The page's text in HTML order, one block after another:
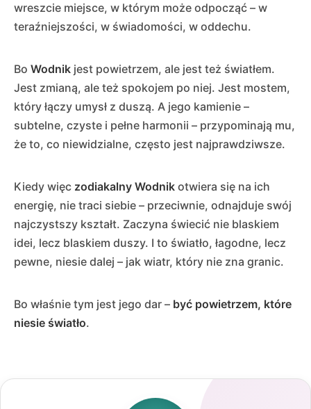
wreszcie miejsce, w którym może odpocząć – w
teraźniejszości, w świadomości, w oddechu.
Bo Wodnik jest powietrzem, ale jest też światłem.
Jest zmianą, ale też spokojem po niej. Jest mostem,
który łączy umysł z duszą. A jego kamienie –
subtelne, czyste i pełne harmonii – przypominają mu,
że to, co niewidzialne, często jest najprawdziwsze.
Kiedy więc zodiakalny Wodnik otwiera się na ich
energię, nie traci siebie – przeciwnie, odnajduje swój
najczystszy kształt. Zaczyna świecić nie blaskiem
idei, lecz blaskiem duszy. I to światło, łagodne, lecz
pewne, niesie dalej – jak wiatr, który nie zna granic.
Bo właśnie tym jest jego dar – być powietrzem, które
niesie światło.